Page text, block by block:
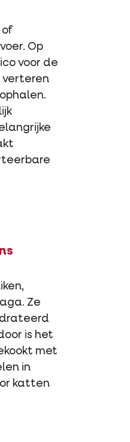
of
Op
voor de
verteren
Ze
is het
met
in
katten